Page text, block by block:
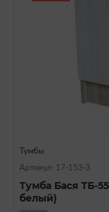
Тумбы
Артикул: 17-153-3
Тумба Бася ТБ-
белый)